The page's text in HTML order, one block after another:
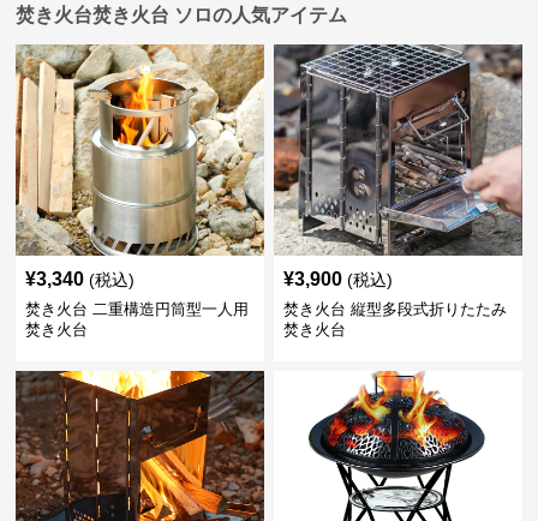
焚き火台焚き火台 ソロの人気アイテム
¥3,340 (税込)
焚き火台 二重構造円筒型一人用
焚き火台
¥3,900 (税込)
焚き火台 縦型多段式折りたたみ
焚き火台